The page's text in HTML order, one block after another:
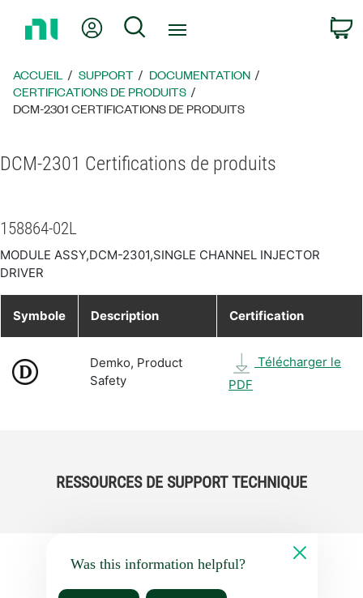
page
d’accueil
Mon compteRechercher
ACCUEIL SUPPORT
DOCUMENTATION
CERTIFICATIONS DE PRODUITS
DCM-2301 CERTIFICATIONS DE PRODUITS
DCM-2301 Certifications de produits
158864-02L
MODULE ASSY,DCM-2301,SINGLE CHANNEL INJECTOR
DRIVER
Symbole Description Certification
Demko, Product
Safety
Télécharger le
PDF
RESSOURCES DE SUPPORT TECHNIQUE
Was this information helpful?